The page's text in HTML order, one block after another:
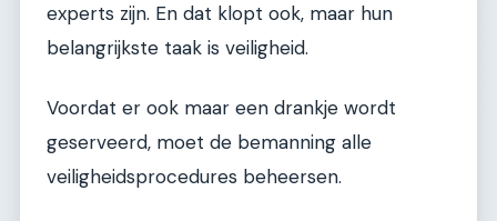
experts zijn. En dat klopt ook, maar hun
belangrijkste taak is veiligheid.
Voordat er ook maar een drankje wordt
geserveerd, moet de bemanning alle
veiligheidsprocedures beheersen.